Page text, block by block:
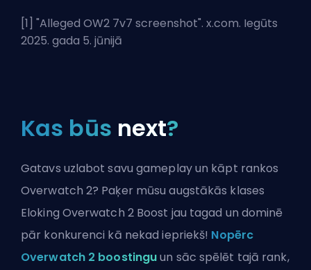
[1] "Alleged OW2 7v7 screenshot". x.com. Iegūts
2025. gada 5. jūnijā
Kas būs next?
Gatavs uzlabot savu gameplay un kāpt rankos
Overwatch 2? Paķer mūsu augstākās klases
Eloking Overwatch 2 Boost jau tagad un dominē
pār konkurenci kā nekad iepriekš! Nopērc
Overwatch 2 boostinguun sāc spēlēt tajā rank,